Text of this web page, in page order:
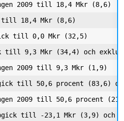
2009 till 18,4 Mkr (8,6)
till 18,4 Mkr (8,6)
till 0,0 Mkr (32,5)
till 9,3 Mkr (34,4) och
2009 till 9,3 Mkr (1,9)
till 50,6 procent (83,6)
2009 till 50,6 procent
till -23,1 Mkr (3,9) och